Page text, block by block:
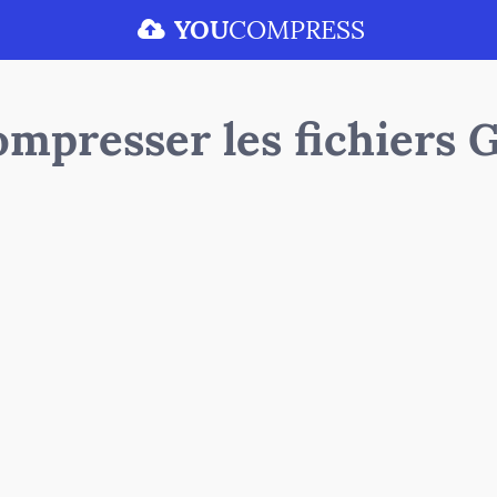
YOUCOMPRESS
les fichiers